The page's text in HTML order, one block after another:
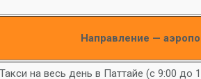
Направление —
на весь день в Паттайе (с 9:00 до